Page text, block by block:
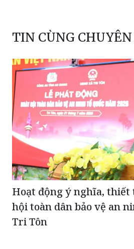
TIN CÙNG
Hoạt động ý nghĩa,
hội toàn dân bảo vệ an
Tri Tôn